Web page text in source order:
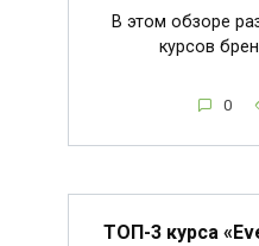
В этом обзоре
курсов
0
ТОП-3 курса